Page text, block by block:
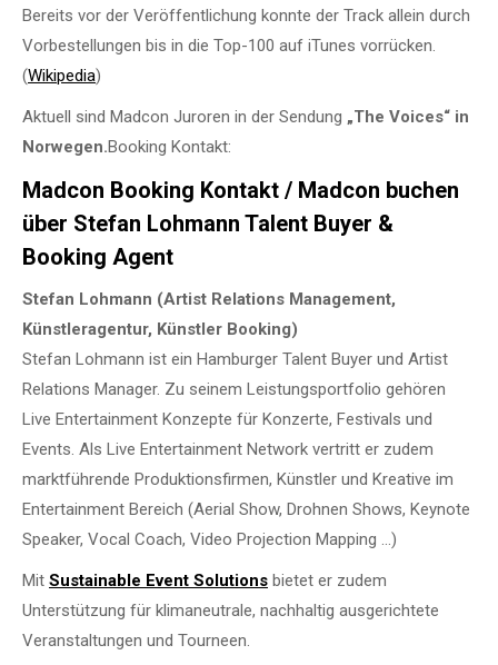
Bereits vor der Veröffentlichung konnte der Track allein durch
Vorbestellungen bis in die Top-100 auf iTunes vorrücken.
(Wikipedia)
Aktuell sind Madcon Juroren in der Sendung „The Voices“ in
Norwegen.Booking Kontakt:
Madcon Booking Kontakt / Madcon buchen
über Stefan Lohmann Talent Buyer &
Booking Agent
Stefan Lohmann (Artist Relations Management,
Künstleragentur, Künstler Booking)
Stefan Lohmann ist ein Hamburger Talent Buyer und Artist
Relations Manager. Zu seinem Leistungsportfolio gehören
Live Entertainment Konzepte für Konzerte, Festivals und
Events. Als Live Entertainment Network vertritt er zudem
marktführende Produktionsfirmen, Künstler und Kreative im
Entertainment Bereich (Aerial Show, Drohnen Shows, Keynote
Speaker, Vocal Coach, Video Projection Mapping …)
Mit Sustainable Event Solutions bietet er zudem
Unterstützung für klimaneutrale, nachhaltig ausgerichtete
Veranstaltungen und Tourneen.